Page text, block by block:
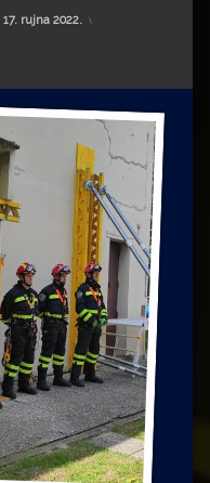
17. rujna 2022.